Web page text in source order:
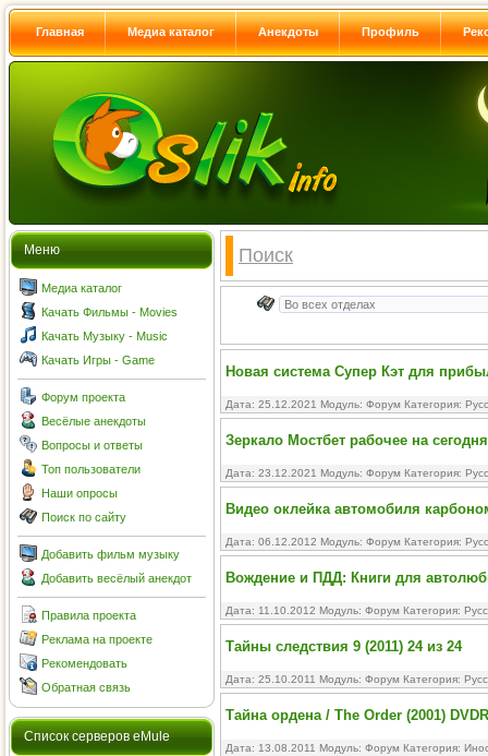
Главная Медиа каталог Анекдоты Профиль
Меню
Медиа каталог
Качать Фильмы - Movies
Качать Музыку - Music
Качать Игры - Game
Форум проекта
Весёлые анекдоты
Вопросы и ответы
Топ пользователи
Наши опросы
Поиск по сайту
Добавить фильм музыку
Добавить весёлый анекдот
Правила проекта
Реклама на проекте
Рекомендовать
Обратная связь
Cписок серверов eMule
Поиск
Новая система Супер Кэт для
Дата: 25.12.2021 Модуль: Форум Категория:
Зеркало Мостбет рабочее на сегодня
Дата: 23.12.2021 Модуль: Форум Категория:
Видео оклейка автомобиля
Дата: 06.12.2012 Модуль: Форум Категория:
Вождение и ПДД: Книги для
Дата: 11.10.2012 Модуль: Форум Категория:
Тайны следствия 9 (2011) 24 из 24
Дата: 25.10.2011 Модуль: Форум Категория:
Тайна ордена / The Order (2001)
Дата: 13.08.2011 Модуль: Форум Категория: